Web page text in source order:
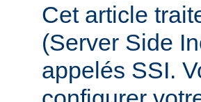
Cet article
(Server Side
appelés SSI.